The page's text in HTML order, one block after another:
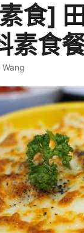
食]
素食
Wang